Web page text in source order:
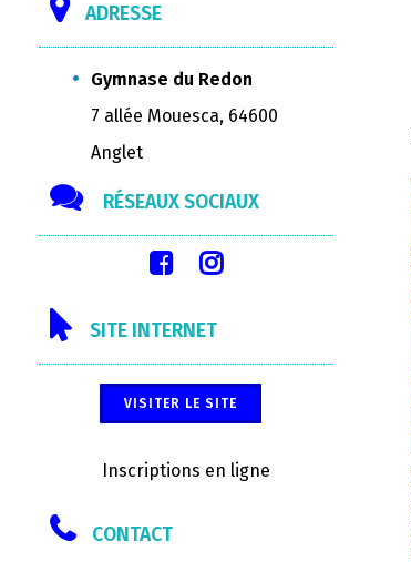
ADRESSE
Gymnase du Redon
7 allée Mouesca, 64600
Anglet
RÉSEAUX SOCIAUX
SITE INTERNET
VISITER LE SITE
Inscriptions en ligne
CONTACT